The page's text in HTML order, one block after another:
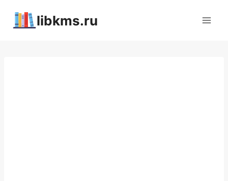
libkms.ru